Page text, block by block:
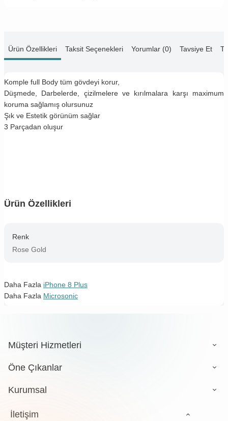
Ürün Özellikleri Taksit Seçenekleri Yorumlar (0) Tavsiye Et
Komple full Body tüm gövdeyi korur,
Düşmede, Darbelerde, çizilmelere ve kırılmalara karşı maximum
koruma sağlamış olursunuz
Şık ve Estetik görünüm sağlar
3 Parçadan oluşur
Ürün Özellikleri
Renk
Rose Gold
Daha Fazla iPhone 8 Plus
Daha Fazla Microsonic
Müşteri Hizmetleri
Öne Çıkanlar
Kurumsal
İletişim